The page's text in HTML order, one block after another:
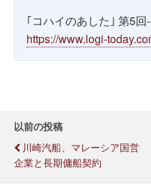
｢コハイのあした｣ 第5
https://www.logi-
以前の投稿
川崎汽船、マレーシア国営
企業と長期傭船契約